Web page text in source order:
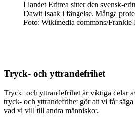
I landet Eritrea sitter den svensk-
Dawit Isaak i fängelse. Många
Foto: Wikimedia commons/Frankie
Tryck- och yttrandefrihet
Tryck- och yttrandefrihet är viktiga delar
tryck- och yttrandefrihet gör att vi får säga
vad vi vill till andra människor.